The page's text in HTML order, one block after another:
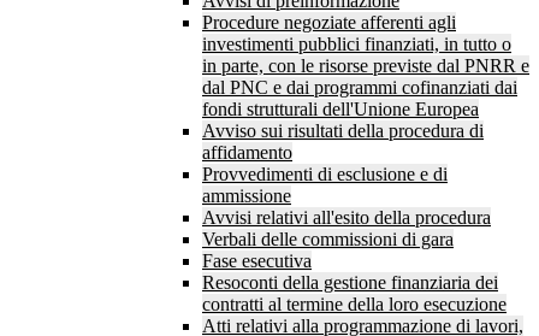
Procedure negoziate afferenti agli
investimenti pubblici finanziati, in tutto o
in parte, con le risorse previste dal PNRR e
dal PNC e dai programmi cofinanziati dai
fondi strutturali dell'Unione Europea
Avviso sui risultati della procedura di
affidamento
Provvedimenti di esclusione e di
ammissione
Avvisi relativi all'esito della procedura
Verbali delle commissioni di gara
Fase esecutiva
Resoconti della gestione finanziaria dei
contratti al termine della loro esecuzione
Atti relativi alla programmazione di lavori,